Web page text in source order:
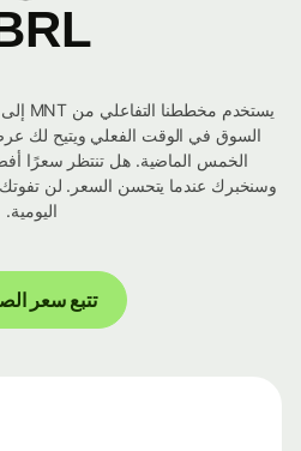
BRL،
السوق في الوقت الفعلي ويتيح لك
الخمس الماضية. هل تنتظر سعرًا أفضل؟
وسنخبرك عندما يتحسن السعر. لن تفوتك
اليومية.
تتبع سعر